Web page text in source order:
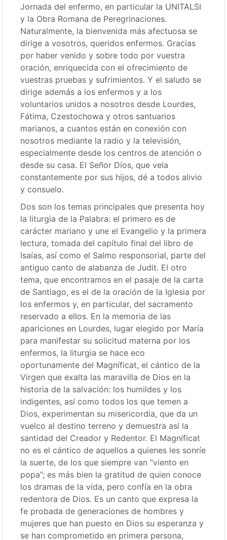
Jornada del enfermo, en particular la UNITALSI
y la Obra Romana de Peregrinaciones.
Naturalmente, la bienvenida más afectuosa se
dirige a vosotros, queridos enfermos. Gracias
por haber venido y sobre todo por vuestra
oración, enriquecida con el ofrecimiento de
vuestras pruebas y sufrimientos. Y el saludo se
dirige además a los enfermos y a los
voluntarios unidos a nosotros desde Lourdes,
Fátima, Czestochowa y otros santuarios
marianos, a cuantos están en conexión con
nosotros mediante la radio y la televisión,
especialmente desde los centros de atención o
desde su casa. El Señor Dios, que vela
constantemente por sus hijos, dé a todos alivio
y consuelo.
Dos son los temas principales que presenta hoy
la liturgia de la Palabra: el primero es de
carácter mariano y une el Evangelio y la primera
lectura, tomada del capítulo final del libro de
Isaías, así como el Salmo responsorial, parte del
antiguo canto de alabanza de Judit. El otro
tema, que encontramos en el pasaje de la carta
de Santiago, es el de la oración de la Iglesia por
los enfermos y, en particular, del sacramento
reservado a ellos. En la memoria de las
apariciones en Lourdes, lugar elegido por María
para manifestar su solicitud materna por los
enfermos, la liturgia se hace eco
oportunamente del Magníficat, el cántico de la
Virgen que exalta las maravilla de Dios en la
historia de la salvación: los humildes y los
indigentes, así como todos los que temen a
Dios, experimentan su misericordia, que da un
vuelco al destino terreno y demuestra así la
santidad del Creador y Redentor. El Magníficat
no es el cántico de aquellos a quienes les sonríe
la suerte, de los que siempre van “viento en
popa”; es más bien la gratitud de quien conoce
los dramas de la vida, pero confía en la obra
redentora de Dios. Es un canto que expresa la
fe probada de generaciones de hombres y
mujeres que han puesto en Dios su esperanza y
se han comprometido en primera persona,